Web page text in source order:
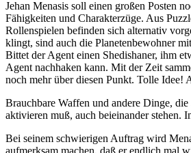
Jehan Menasis soll einen großen Posten
Fähigkeiten und Charakterzüge. Aus
Rollenspielen befinden sich alternativ
klingt, sind auch die Planetenbewohner
Bittet der Agent einen Shedishaner, ihm
Agent nachhaken kann. Mit der Zeit
noch mehr über diesen Punkt. Tolle Idee!
Brauchbare Waffen und andere Dinge,
aktivieren muß, auch beieinander stehen.
Bei seinem schwierigen Auftrag wird
aufmerksam machen, daß er endlich mal